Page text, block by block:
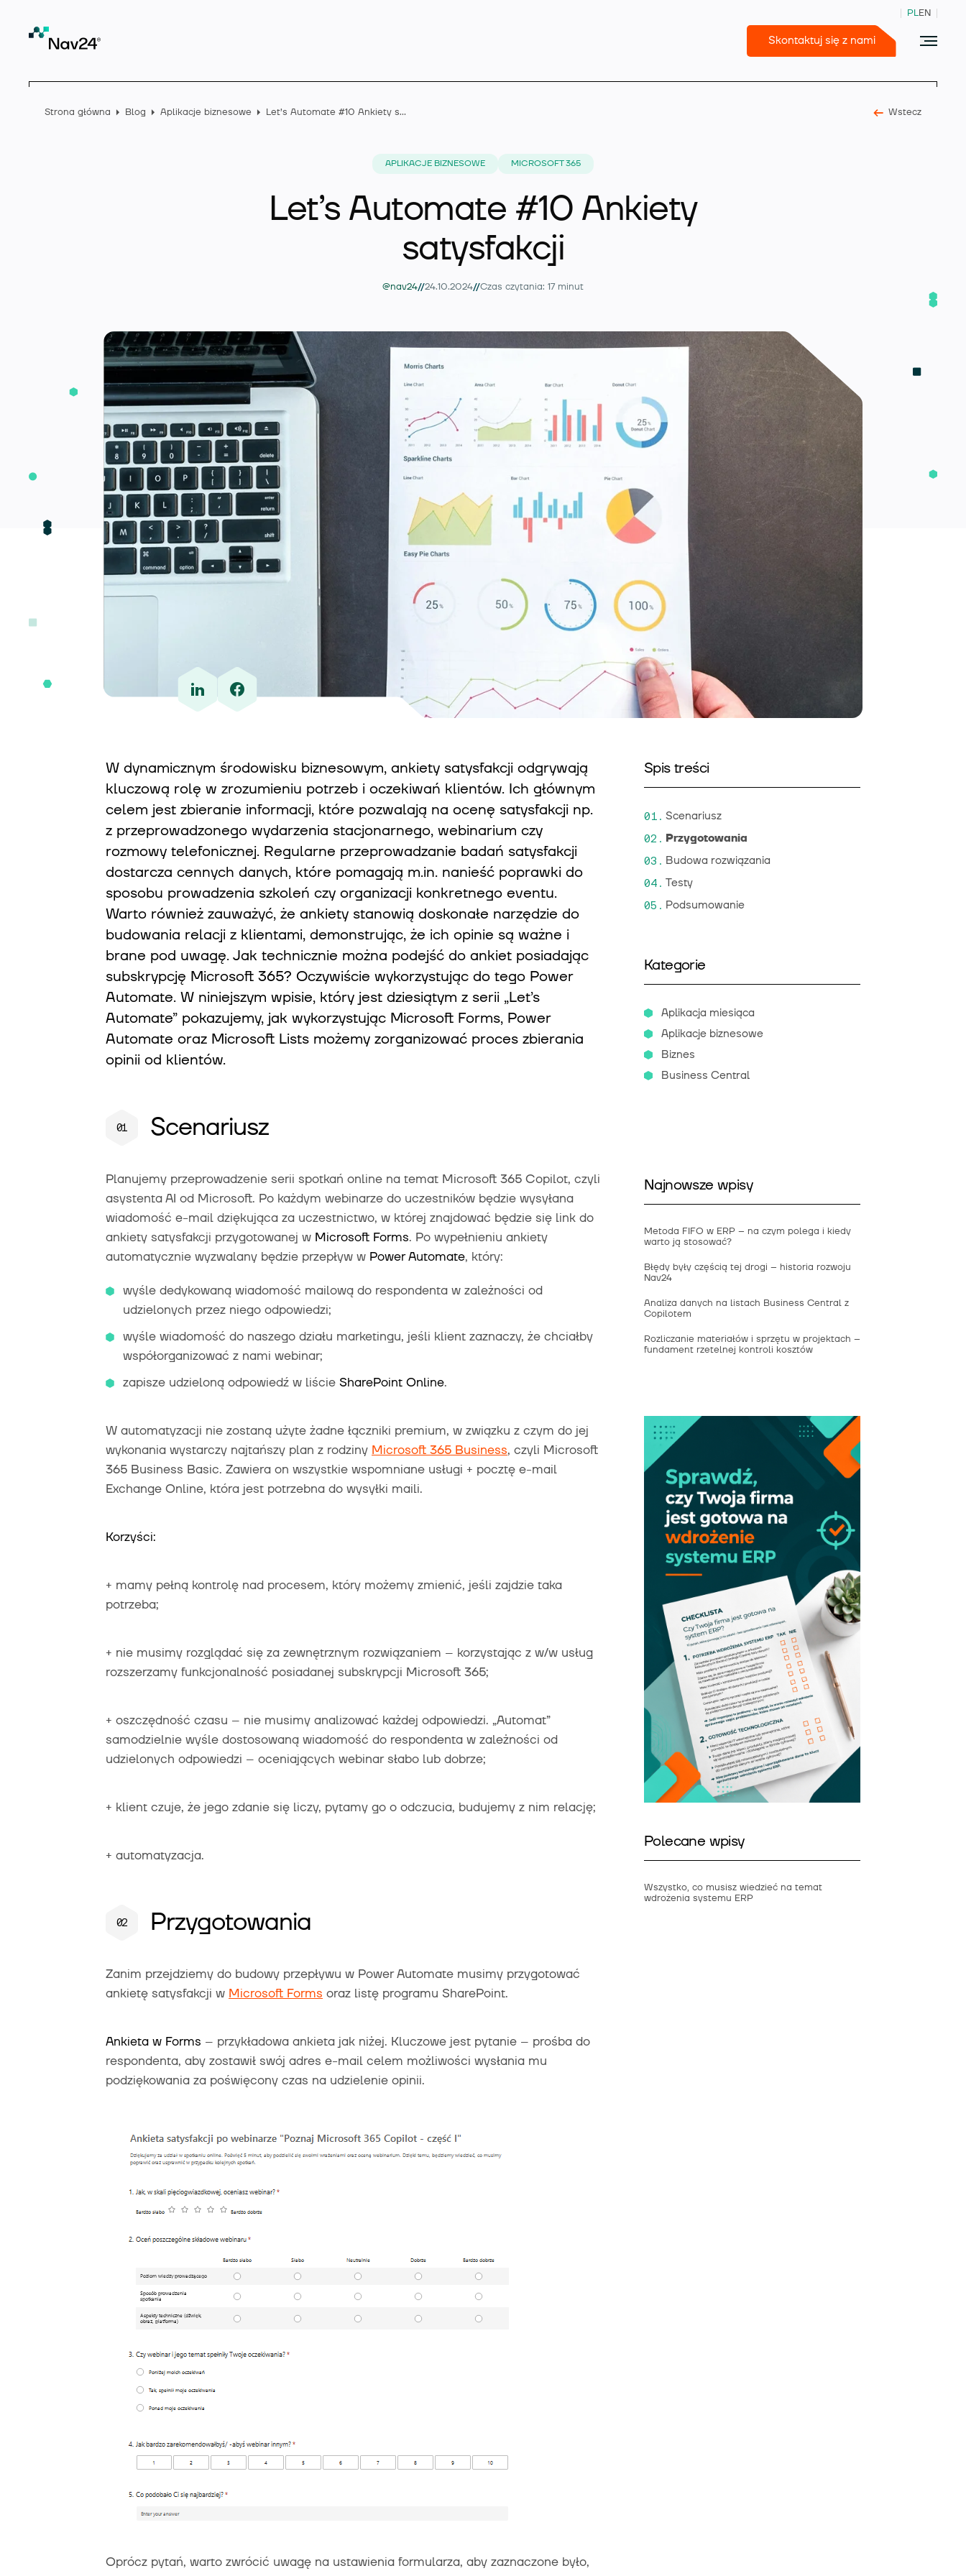
PLEN
Skontaktuj się z nami
Rozszerzenia
Wiedza
Strona główna Blog Aplikacje biznesowe Let’s Automate #10 Ankiety satysfakcji Wstecz
APLIKACJE BIZNESOWE MICROSOFT 365
Let’s Automate #10 Ankiety
satysfakcji
@nav24//24.10.2024//Czas czytania: 17 minut
W dynamicznym środowisku biznesowym, ankiety satysfakcji odgrywają
kluczową rolę w zrozumieniu potrzeb i oczekiwań klientów. Ich głównym
celem jest zbieranie informacji, które pozwalają na ocenę satysfakcji np.
z przeprowadzonego wydarzenia stacjonarnego, webinarium czy
rozmowy telefonicznej. Regularne przeprowadzanie badań satysfakcji
dostarcza cennych danych, które pomagają m.in. nanieść poprawki do
sposobu prowadzenia szkoleń czy organizacji konkretnego eventu.
Warto również zauważyć, że ankiety stanowią doskonałe narzędzie do
budowania relacji z klientami, demonstrując, że ich opinie są ważne i
brane pod uwagę. Jak technicznie można podejść do ankiet posiadając
subskrypcję Microsoft 365? Oczywiście wykorzystując do tego Power
Automate. W niniejszym wpisie, który jest dziesiątym z serii „Let’s
Automate” pokazujemy, jak wykorzystując Microsoft Forms, Power
Automate oraz Microsoft Lists możemy zorganizować proces zbierania
opinii od klientów.
Scenariusz
Planujemy przeprowadzenie serii spotkań online na temat Microsoft 365 Copilot, czyli
asystenta AI od Microsoft. Po każdym webinarze do uczestników będzie wysyłana
wiadomość e-mail dziękująca za uczestnictwo, w której znajdować będzie się link do
ankiety satysfakcji przygotowanej w Microsoft Forms. Po wypełnieniu ankiety
automatycznie wyzwalany będzie przepływ w Power Automate, który:
wyśle dedykowaną wiadomość mailową do respondenta w zależności od
udzielonych przez niego odpowiedzi;
wyśle wiadomość do naszego działu marketingu, jeśli klient zaznaczy, że chciałby
współorganizować z nami webinar;
zapisze udzieloną odpowiedź w liście SharePoint Online.
W automatyzacji nie zostaną użyte żadne łączniki premium, w związku z czym do jej
wykonania wystarczy najtańszy plan z rodziny Microsoft 365 Business, czyli Microsoft
365 Business Basic. Zawiera on wszystkie wspomniane usługi + pocztę e-mail
Exchange Online, która jest potrzebna do wysyłki maili.
Korzyści:
+ mamy pełną kontrolę nad procesem, który możemy zmienić, jeśli zajdzie taka
potrzeba;
+ nie musimy rozglądać się za zewnętrznym rozwiązaniem – korzystając z w/w usług
rozszerzamy funkcjonalność posiadanej subskrypcji Microsoft 365;
+ oszczędność czasu – nie musimy analizować każdej odpowiedzi. „Automat”
samodzielnie wyśle dostosowaną wiadomość do respondenta w zależności od
udzielonych odpowiedzi – oceniających webinar słabo lub dobrze;
+ klient czuje, że jego zdanie się liczy, pytamy go o odczucia, budujemy z nim relację;
+ automatyzacja.
Przygotowania
Zanim przejdziemy do budowy przepływu w Power Automate musimy przygotować
ankietę satysfakcji w Microsoft Forms oraz listę programu SharePoint.
Ankieta w Forms – przykładowa ankieta jak niżej. Kluczowe jest pytanie – prośba do
respondenta, aby zostawił swój adres e-mail celem możliwości wysłania mu
podziękowania za poświęcony czas na udzielenie opinii.
Oprócz pytań, warto zwrócić uwagę na ustawienia formularza, aby zaznaczone było,
Spis treści
Scenariusz
Przygotowania
Budowa rozwiązania
Testy
Podsumowanie
Kategorie
Aplikacja miesiąca
Aplikacje biznesowe
Biznes
Business Central
Najnowsze wpisy
Metoda FIFO w ERP – na czym polega i kiedy
warto ją stosować?
Błędy były częścią tej drogi – historia rozwoju
Nav24
Analiza danych na listach Business Central z
Copilotem
Rozliczanie materiałów i sprzętu w projektach –
fundament rzetelnej kontroli kosztów
Polecane wpisy
Wszystko, co musisz wiedzieć na temat
wdrożenia systemu ERP